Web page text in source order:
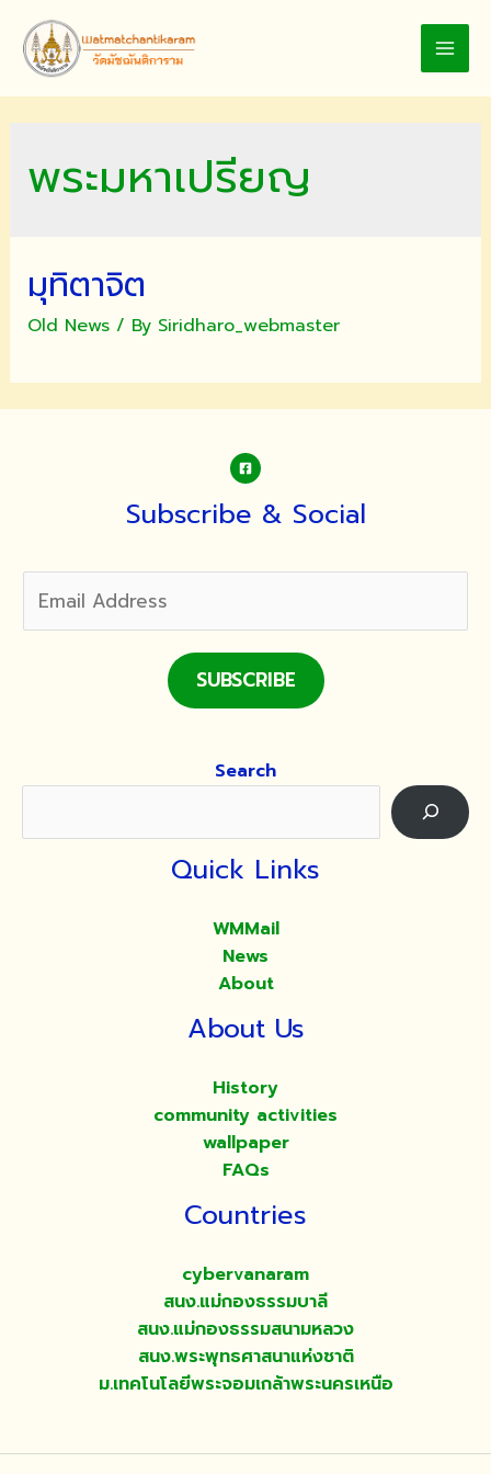
content
พระมหาเปรียญ
มุทิตาจิต
Old News/ By Siridharo_webmaster
Subscribe & Social
SUBSCRIBE
Search
Quick Links
WMMail
News
About
About Us
History
community activities
wallpaper
FAQs
Countries
cybervanaram
สนง.แม่กองธรรมบาลี
สนง.แม่กองธรรมสนามหลวง
สนง.พระพุทธศาสนาแห่งชาติ
ม.เทคโนโลยีพระจอมเกล้าพระนครเหนือ